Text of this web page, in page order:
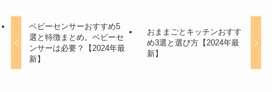
ベビーセンサーおすすめ5
選と特徴まとめ。ベビーセ
ンサーは必要？【2024年最
新】
おままごとキッチンおすす
め3選と選び方【2024年最
新】